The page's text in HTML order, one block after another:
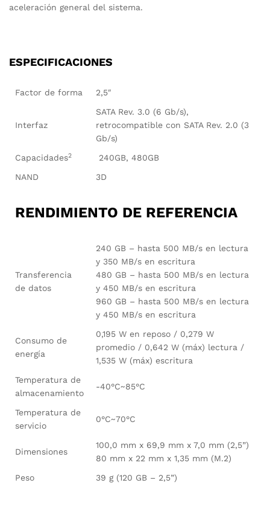
aceleración general del sistema.
ESPECIFICACIONES
Factor de forma 2,5″
Interfaz
SATA Rev. 3.0 (6 Gb/s),
retrocompatible con SATA Rev. 2.0 (3
Gb/s)
Capacidades2
240GB, 480GB
NAND
3D
RENDIMIENTO DE REFERENCIA
Transferencia
de datos
240 GB – hasta 500 MB/s en lectura
y 350 MB/s en escritura
480 GB – hasta 500 MB/s en lectura
y 450 MB/s en escritura
960 GB – hasta 500 MB/s en lectura
y 450 MB/s en escritura
Consumo de
energía
0,195 W en reposo / 0,279 W
promedio / 0,642 W (máx) lectura /
1,535 W (máx) escritura
Temperatura de
almacenamiento
-40°C~85°C
Temperatura de
servicio
0°C~70°C
Dimensiones
100,0 mm x 69,9 mm x 7,0 mm (2,5”)
80 mm x 22 mm x 1,35 mm (M.2)
Peso
39 g (120 GB – 2,5”)